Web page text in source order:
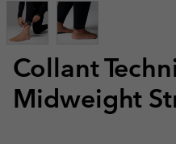
Collant
Midweight